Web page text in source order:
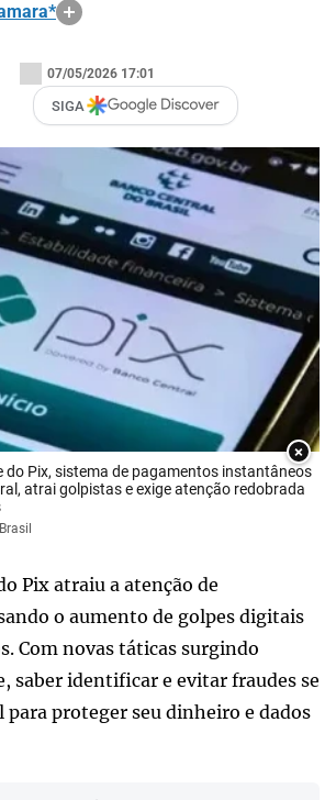
07/05/2026 17:01
SIGA
×
do Pix, sistema de pagamentos instantâneos
atrai golpistas e exige atenção redobrada
Pix atraiu a atenção de
o aumento de golpes digitais
Com novas táticas surgindo
saber identificar e evitar fraudes se
para proteger seu dinheiro e dados